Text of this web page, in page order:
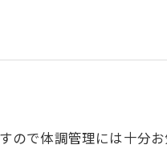
ので体調管理には十分